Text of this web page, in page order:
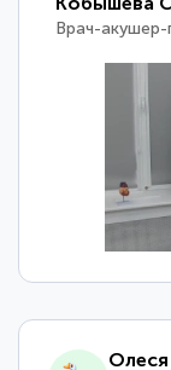
Врач-акушер-